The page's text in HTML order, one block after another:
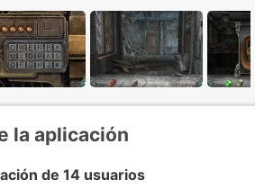
la aplicación
de 14 usuarios